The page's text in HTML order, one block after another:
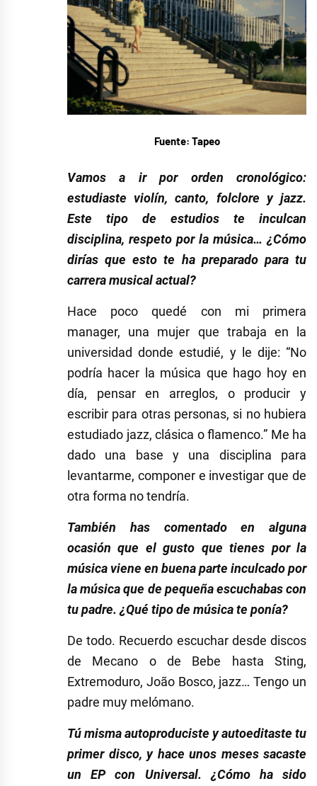
Fuente: Tapeo
Vamos a ir por orden cronológico:
estudiaste violín, canto, folclore y jazz.
Este tipo de estudios te inculcan
disciplina, respeto por la música… ¿Cómo
dirías que esto te ha preparado para tu
carrera musical actual?
Hace poco quedé con mi primera
manager, una mujer que trabaja en la
universidad donde estudié, y le dije: “No
podría hacer la música que hago hoy en
día, pensar en arreglos, o producir y
escribir para otras personas, si no hubiera
estudiado jazz, clásica o flamenco.” Me ha
dado una base y una disciplina para
levantarme, componer e investigar que de
otra forma no tendría.
También has comentado en alguna
ocasión que el gusto que tienes por la
música viene en buena parte inculcado por
la música que de pequeña escuchabas con
tu padre. ¿Qué tipo de música te ponía?
De todo. Recuerdo escuchar desde discos
de Mecano o de Bebe hasta Sting,
Extremoduro, João Bosco, jazz… Tengo un
padre muy melómano.
Tú misma autoproduciste y autoeditaste tu
primer disco, y hace unos meses sacaste
un EP con Universal. ¿Cómo ha sido